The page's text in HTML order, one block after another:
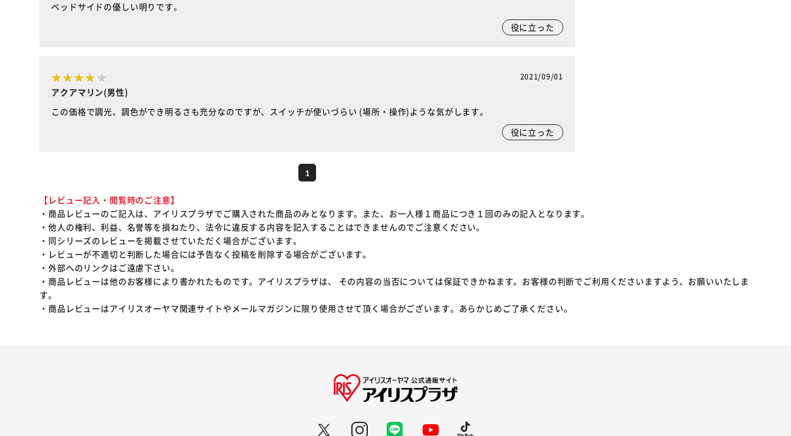
ベッドサイドの優しい明りです。
役に立った
2021/09/01
アクアマリン(男性)
この価格で調光、調色ができ明るさも充分なのですが、スイッチが使いづらい (場所・操作)ような気がします。
役に立った
1
【レビュー記入・閲覧時のご注意】
・商品レビューのご記入は、アイリスプラザでご購入された商品のみとなります。また、お一人様１商品につき１回のみの記入となります。
・他人の権利、利益、名誉等を損ねたり、法令に違反する内容を記入することはできませんのでご注意ください。
・同シリーズのレビューを掲載させていただく場合がございます。
・レビューが不適切と判断した場合には予告なく投稿を削除する場合がございます。
・外部へのリンクはご遠慮下さい。
・商品レビューは他のお客様により書かれたものです。アイリスプラザは、 その内容の当否については保証できかねます。お客様の判断でご利用くださいますよう、お願いいたしま
す。
・商品レビューはアイリスオーヤマ関連サイトやメールマガジンに限り使用させて頂く場合がございます。あらかじめご了承ください。